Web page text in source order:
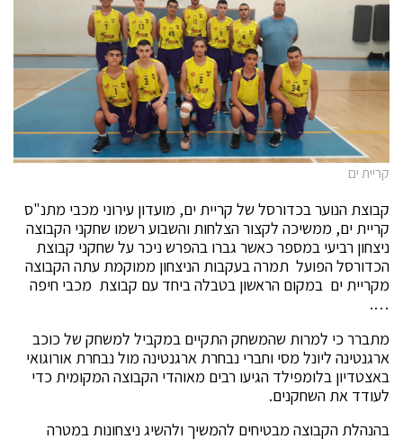
קריית ים
קבוצת הנוער בכדורסל של קריית ים, מועדון עירוני מכבי מתנ"ס
קריית ים, ממשיכה לקצור הצלחות והשבוע רשמו שחקני הקבוצה
ניצחון רביעי במספר כאשר גברו בהפרש ניכר על שחקני קבוצת
הכדורסל הפועל תמרה בעקבות הניצחון ממוקמת עתה הקבוצה
מקריית ים במקום הראשון בטבלה ביחד עם קבוצת מכבי חיפה
….
מתברר כי למרות שהמשחק התקיים במקביל למשחק של כוכב
ארגנטינה ליונל מסי וחברי נבחרת ארגנטינה מול נבחרת אורוגואי
באצטדיון בלומפילד הגיעו רבים מאוהדי הקבוצה המקומית כדי
לעודד את השחקנים.
בהנהלת הקבוצה מבטיחים להמשיך ולהשיג ניצחונות במטרה